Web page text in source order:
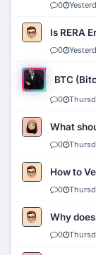
0
Is RERA
0
BTC
0
What
0
How to
0
Why
0